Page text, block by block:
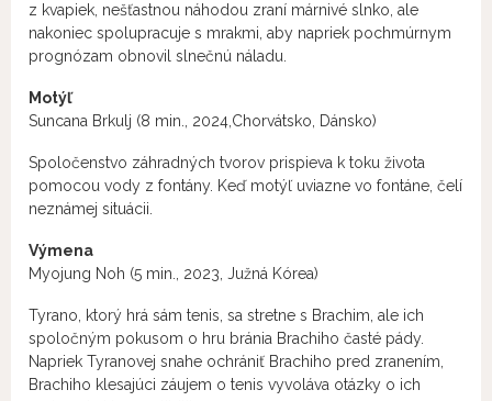
z kvapiek, nešťastnou náhodou zraní márnivé slnko, ale
nakoniec spolupracuje s mrakmi, aby napriek pochmúrnym
prognózam obnovil slnečnú náladu.
Motýľ
Suncana Brkulj (8 min., 2024,Chorvátsko, Dánsko)
Spoločenstvo záhradných tvorov prispieva k toku života
pomocou vody z fontány. Keď motýľ uviazne vo fontáne, čelí
neznámej situácii.
Výmena
Myojung Noh (5 min., 2023, Južná Kórea)
Tyrano, ktorý hrá sám tenis, sa stretne s Brachim, ale ich
spoločným pokusom o hru bránia Brachiho časté pády.
Napriek Tyranovej snahe ochrániť Brachiho pred zranením,
Brachiho klesajúci záujem o tenis vyvoláva otázky o ich